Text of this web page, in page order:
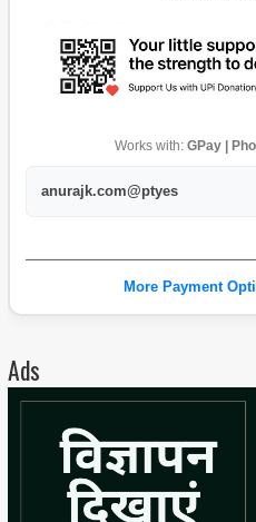
Works with: GPay |
anurajk.com@ptyes
More Payment
Ads